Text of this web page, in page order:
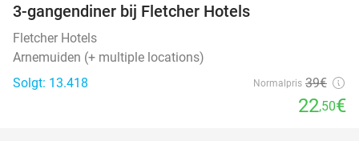
3-gangendiner bij Fletcher Hotels
Fletcher Hotels
Arnemuiden (+ multiple locations)
Solgt: 13.418
Normalpris 39€
22,50€